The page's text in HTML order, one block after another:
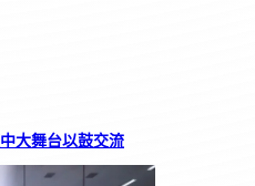
大舞台以鼓交流